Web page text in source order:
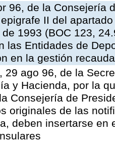
96, de la Consejería
II del
1993 (BOC 123,
las Entidades de
en la gestión
29 ago 96, de la
y Hacienda, por la
Consejería de
originales de las
deben insertarse en